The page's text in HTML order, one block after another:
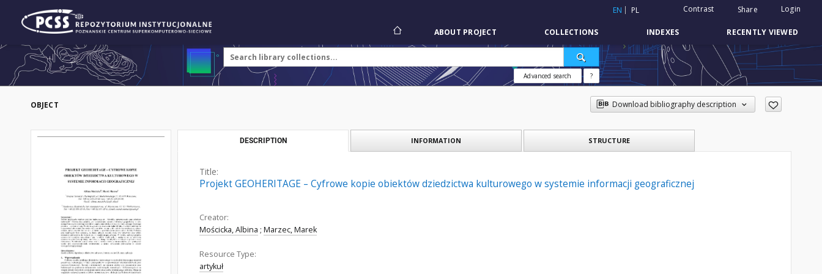
EN PL Contrast Share Login
ABOUT PROJECT COLLECTIONS INDEXES RECENTLY VIEWED
Advanced search ?
OBJECT Download bibliography description
DESCRIPTION INFORMATION STRUCTURE
Title:
Projekt GEOHERITAGE – Cyfrowe kopie obiektów dziedzictwa kulturowego w systemie informacji geograficznej
Creator:
Mościcka, Albina ; Marzec, Marek
Resource Type:
artykuł